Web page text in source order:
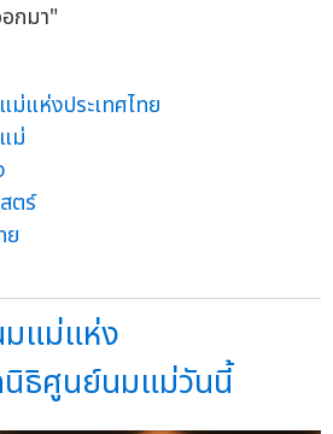
กมา"
แห่งประเทศไทย
ม่
ตร์
ย
แม่แห่ง
นิธิศูนย์นมแม่วันนี้